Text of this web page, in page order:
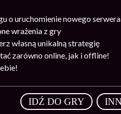
o uruchomienie nowego
wrażenia z gry
własną unikalną strategię
zarówno online, jak i offline!
IDŹ DO GRY